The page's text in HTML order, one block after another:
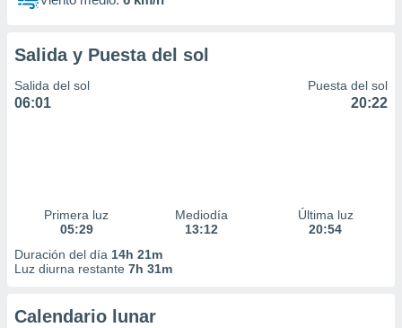
Salida y Puesta del sol
Salida del sol
06:01
Puesta del sol
20:22
Primera luz
05:29
Mediodía
13:12
Última luz
20:54
Duración del día 14h 21m
Luz diurna restante 7h 31m
Calendario lunar